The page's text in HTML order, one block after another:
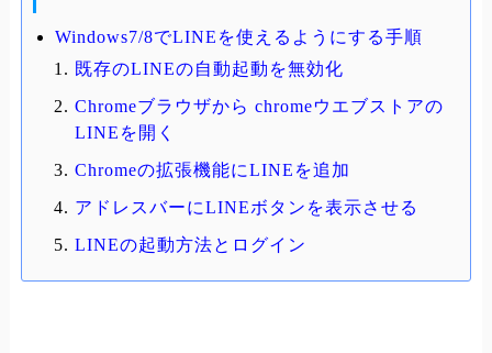
Windows7/8でLINEを使えるようにする手順
既存のLINEの自動起動を無効化
Chromeブラウザから chromeウエブストアの
LINEを開く
Chromeの拡張機能にLINEを追加
アドレスバーにLINEボタンを表示させる
LINEの起動方法とログイン